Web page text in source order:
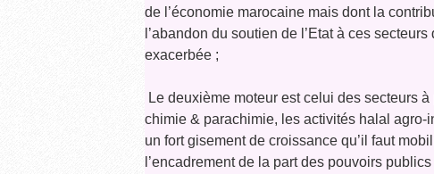
de l’économie marocaine mais dont la
l’abandon du soutien de l’Etat à ces
exacerbée ;
 Le deuxième moteur est celui des secteurs
chimie & parachimie, les activités halal
un fort gisement de croissance qu’il faut
l’encadrement de la part des pouvoirs publics